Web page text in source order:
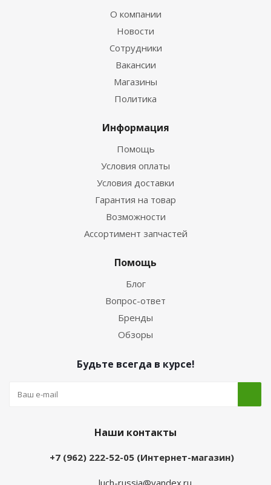
О компании
Новости
Сотрудники
Вакансии
Магазины
Политика
Информация
Помощь
Условия оплаты
Условия доставки
Гарантия на товар
Возможности
Ассортимент запчастей
Помощь
Блог
Вопрос-ответ
Бренды
Обзоры
Будьте всегда в курсе!
Наши контакты
+7 (962) 222-52-05 (Интернет-магазин)
luch-russia@yandex.ru